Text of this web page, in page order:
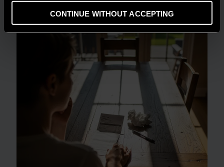
CONTINUE WITHOUT ACCEPTING